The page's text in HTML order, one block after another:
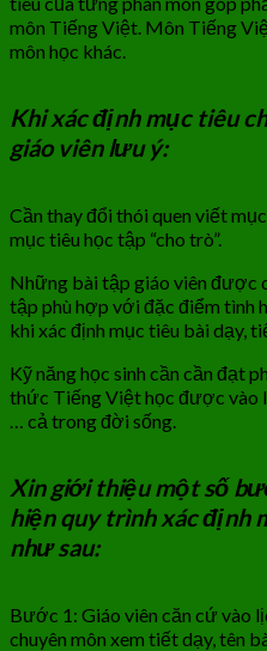
môn Tiếng Việt. Môn Tiếng
môn học khác.
Khi xác định mục tiêu
giáo viên lưu ý:
Cần thay đổi thói quen viết
mục tiêu học tập “cho trò”.
Những bài tập giáo viên được
tập phù hợp với đặc điểm tình
khi xác định mục tiêu bài dạy,
Kỹ năng học sinh cần cần đạt
thức Tiếng Việt học được vào
… cả trong đời sống.
Xin giới thiệu một số
hiện quy trình xác định
như sau:
Bước 1: Giáo viên căn cứ vào
chuyên môn xem tiết dạy, tên